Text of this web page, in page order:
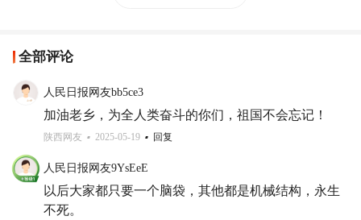
全部评论
人民日报网友bb5ce3
加油老乡，为全人类奋斗的你们，祖国不会忘记！
陕西网友 2025-05-19 回复
人民日报网友9YsEeE
以后大家都只要一个脑袋，其他都是机械结构，永生
不死。